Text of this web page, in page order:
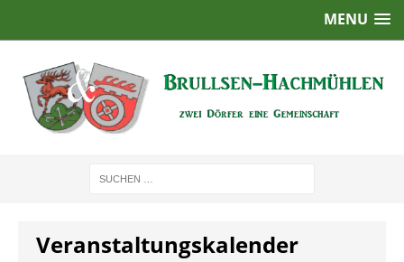
MENU
Veranstaltungskalender
2:00
5:00